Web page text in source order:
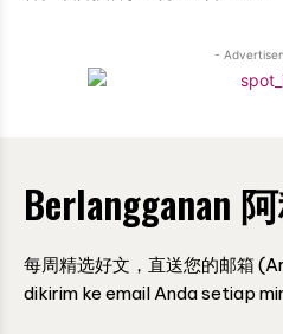
-
Berlangganan
每周精选好文，直送您的邮箱
dikirim ke email Anda setiap